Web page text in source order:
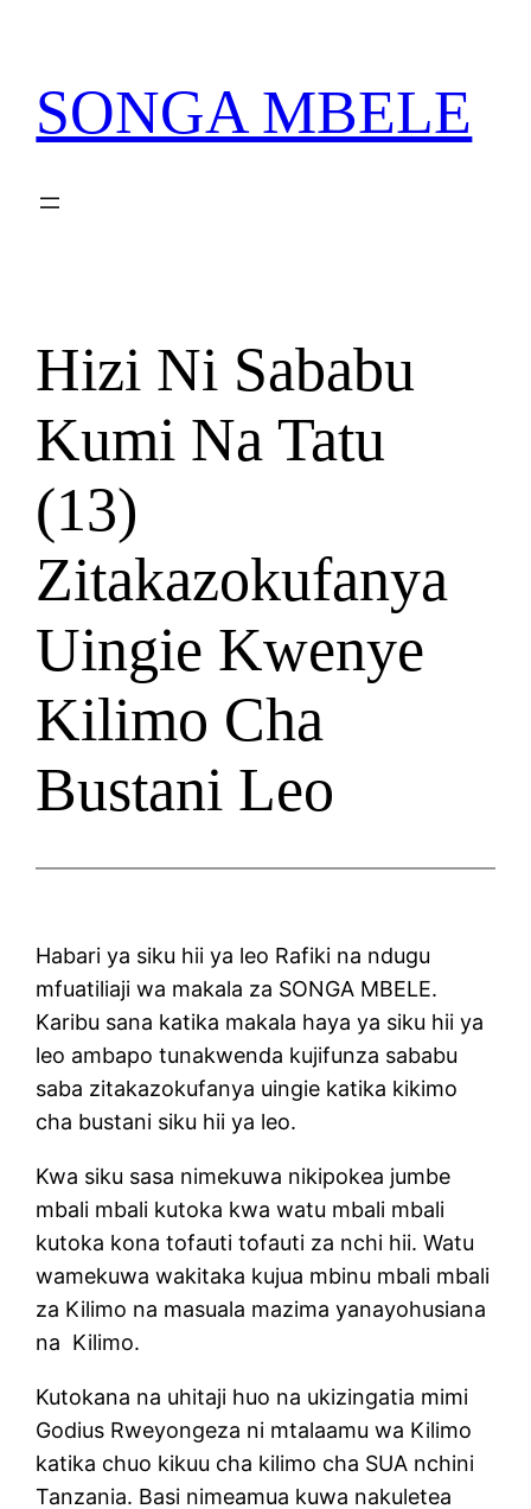
content
SONGA MBELE
Hizi Ni Sababu
Kumi Na Tatu
(13)
Zitakazokufanya
Uingie Kwenye
Kilimo Cha
Bustani Leo
Habari ya siku hii ya leo Rafiki na ndugu
mfuatiliaji wa makala za SONGA MBELE.
Karibu sana katika makala haya ya siku hii ya
leo ambapo tunakwenda kujifunza sababu
saba zitakazokufanya uingie katika kikimo
cha bustani siku hii ya leo.
Kwa siku sasa nimekuwa nikipokea jumbe
mbali mbali kutoka kwa watu mbali mbali
kutoka kona tofauti tofauti za nchi hii. Watu
wamekuwa wakitaka kujua mbinu mbali mbali
za Kilimo na masuala mazima yanayohusiana
na Kilimo.
Kutokana na uhitaji huo na ukizingatia mimi
Godius Rweyongeza ni mtalaamu wa Kilimo
katika chuo kikuu cha kilimo cha SUA nchini
Tanzania. Basi nimeamua kuwa nakuletea